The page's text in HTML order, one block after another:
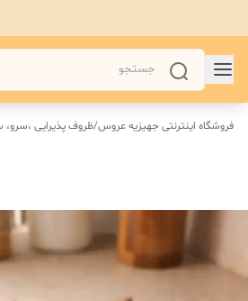
فروشگاه اینترنتی جهیزیه عروس/ظروف پذیرایی